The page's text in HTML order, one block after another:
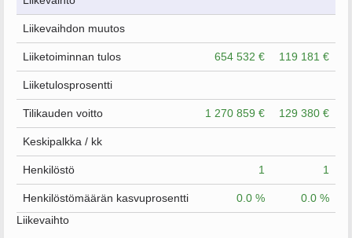
Liikevaihdon muutos
Liiketoiminnan tulos 654 532 € 119 181 €
Liiketulosprosentti
Tilikauden voitto 1 270 859 € 129 380 €
Keskipalkka / kk
Henkilöstö 1 1
Henkilöstömäärän kasvuprosentti 0.0 %
0.0 %
Liikevaihto